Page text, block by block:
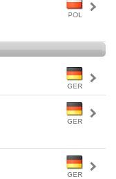
POL
GER
GER
GER